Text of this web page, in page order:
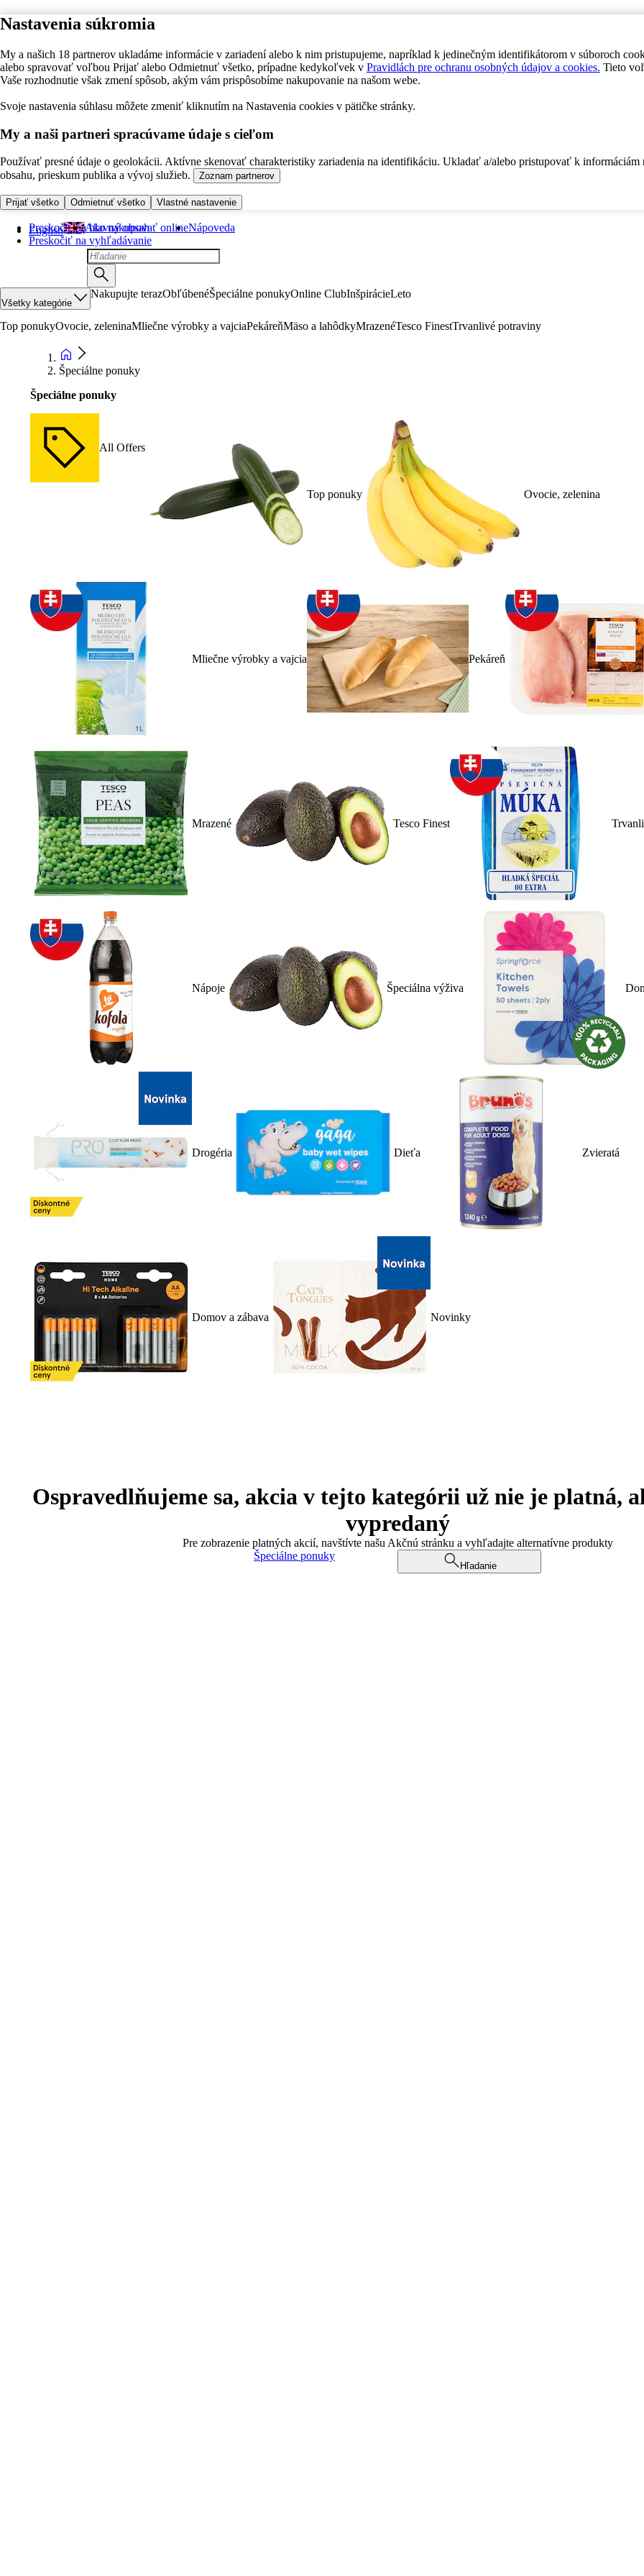
Nastavenia súkromia
My a našich 18 partnerov ukladáme informácie v zariadení alebo k nim pristupujeme, napríklad k jedinečným identifikátorom v súboroch
alebo spravovať voľbou Prijať alebo Odmietnuť všetko, prípadne kedykoľvek v Pravidlách pre ochranu osobných údajov a cookies. Tieto
Vaše rozhodnutie však zmení spôsob, akým vám prispôsobíme nakupovanie na našom webe.
Svoje nastavenia súhlasu môžete zmeniť kliknutím na Nastavenia cookies v pätičke stránky.
My a naši partneri spracúvame údaje s cieľom
Používať presné údaje o geolokácii. Aktívne skenovať charakteristiky zariadenia na identifikáciu. Ukladať a/alebo pristupovať k informáciám
obsahu, prieskum publika a vývoj služieb.
Zoznam partnerov
Prijať všetko Odmietnuť všetko Vlastné nastavenie
Preskočiť na hlavný obsah
Preskočiť na vyhľadávanie
English Ako nakupovať onlineNápoveda
Všetky kategórie
Nakupujte terazObľúbenéŠpeciálne ponukyOnline ClubInšpirácieLeto
Top ponukyOvocie, zeleninaMliečne výrobky a vajciaPekáreňMäso a lahôdkyMrazenéTesco FinestTrvanlivé potraviny
Špeciálne ponuky
Špeciálne ponuky
All Offers
Top ponuky Ovocie, zelenina
Mliečne výrobky a vajcia Pekáreň
Mrazené Tesco Finest
Nápoje Špeciálna výživa
Drogéria Dieťa Zvieratá
Domov a zábava Novinky
Ospravedlňujeme sa, akcia v tejto kategórii už nie je platná,
vypredaný
Pre zobrazenie platných akcií, navštívte našu Akčnú stránku a vyhľadajte alternatívne produkty
Špeciálne ponuky
Hľadanie